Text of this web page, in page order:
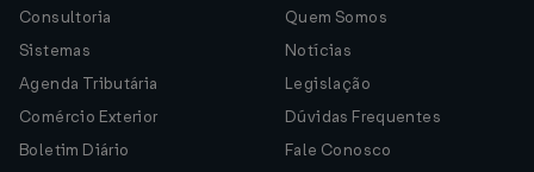
Consultoria
Sistemas
Agenda Tributária
Comércio Exterior
Boletim Diário
Quem Somos
Notícias
Legislação
Dúvidas Frequentes
Fale Conosco